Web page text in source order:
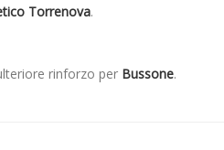
Torrenova.
rinforzo per Bussone.